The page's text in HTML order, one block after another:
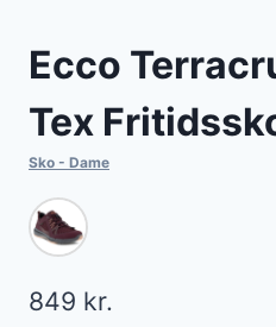
Ecco
Tex
Sko - Dame
849 kr.